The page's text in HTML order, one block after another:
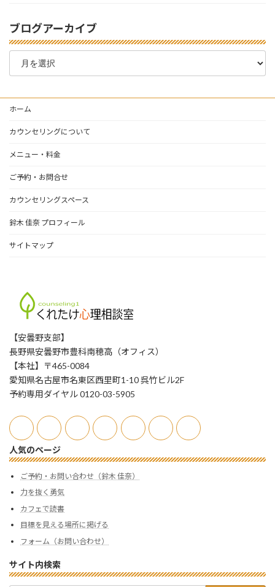
ブログアーカイブ
ブ
グ
ー
カ
ブ
ホーム
カウンセリングについて
メニュー・料金
ご予約・お問合せ
カウンセリングスペース
鈴木 佳奈 プロフィール
サイトマップ
【安曇野支部】
長野県安曇野市豊科南穂高（オフィス）
【本社】〒465-0084
愛知県名古屋市名東区西里町1-10 呉竹ビル2F
予約専用ダイヤル 0120-03-5905
人気のページ
ご予約・お問い合わせ（鈴木 佳奈）
力を抜く勇気
カフェで読書
目標を見える場所に掲げる
フォーム（お問い合わせ）
サイト内検索